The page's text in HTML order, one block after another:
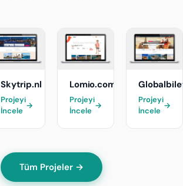
Skytrip.nl
Projeyi
İncele
→
Lomio.com.tr
Projeyi
İncele
→
Projeyi
İncele
→
Tüm Projeler →